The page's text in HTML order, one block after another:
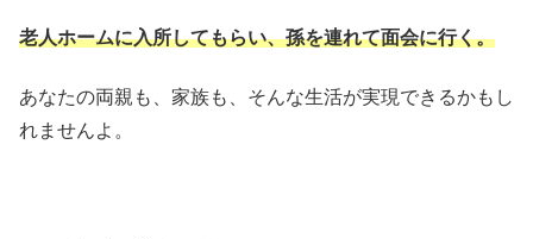
老人ホームに入所してもらい、孫を連れて面会に行く。
あなたの両親も、家族も、そんな生活が実現できるかもし
れませんよ。